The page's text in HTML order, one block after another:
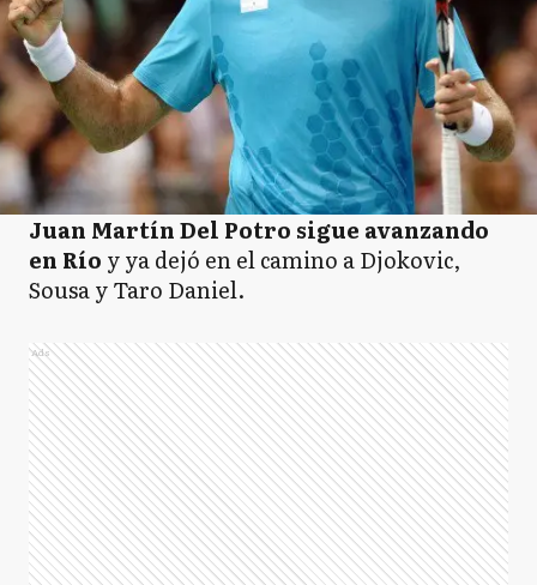
Juan Martín Del Potro sigue avanzando
en Río y ya dejó en el camino a Djokovic,
Sousa y Taro Daniel.
Ads